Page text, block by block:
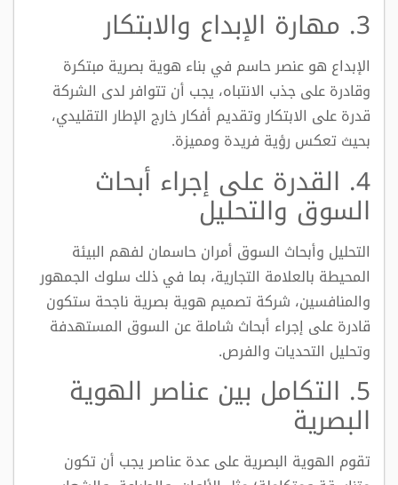
3. مهارة الإبداع والابتكار
الإبداع هو عنصر حاسم في بناء هوية بصرية مبتكرة
وقادرة على جذب الانتباه، يجب أن تتوافر لدى الشركة
قدرة على الابتكار وتقديم أفكار خارج الإطار التقليدي،
بحيث تعكس رؤية فريدة ومميزة.
4. القدرة على إجراء أبحاث
السوق والتحليل
التحليل وأبحاث السوق أمران حاسمان لفهم البيئة
المحيطة بالعلامة التجارية، بما في ذلك سلوك الجمهور
والمنافسين، شركة تصميم هوية بصرية ناجحة ستكون
قادرة على إجراء أبحاث شاملة عن السوق المستهدفة
وتحليل التحديات والفرص.
5. التكامل بين عناصر الهوية
البصرية
تقوم الهوية البصرية على عدة عناصر يجب أن تكون